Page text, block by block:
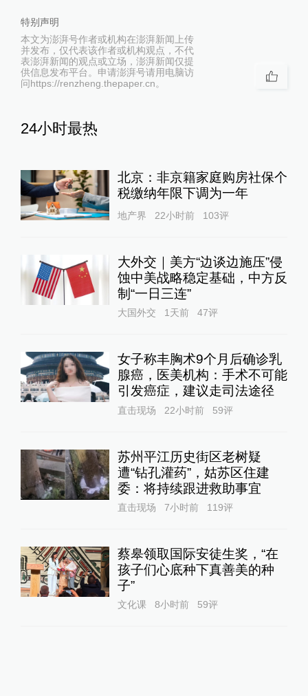
特别声明
本文为澎湃号作者或机构在澎湃新闻上传
并发布，仅代表该作者或机构观点，不代
表澎湃新闻的观点或立场，澎湃新闻仅提
供信息发布平台。申请澎湃号请用电脑访
问https://renzheng.thepaper.cn。
24小时最热
北京：非京籍家庭购房社保个
税缴纳年限下调为一年
地产界 22小时前 103评
大外交｜美方“边谈边施压”侵
蚀中美战略稳定基础，中方反
制“一日三连”
大国外交 1天前 47评
女子称丰胸术9个月后确诊乳
腺癌，医美机构：手术不可能
引发癌症，建议走司法途径
直击现场 22小时前 59评
苏州平江历史街区老树疑
遭“钻孔灌药”，姑苏区住建
委：将持续跟进救助事宜
直击现场 7小时前 119评
蔡皋领取国际安徒生奖，“在
孩子们心底种下真善美的种
子”
文化课 8小时前 59评